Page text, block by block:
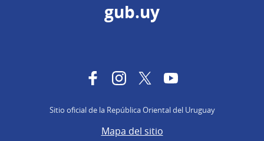
gub.uy
FacebookInstagram
TwitterYouTube
Sitio oficial de la República Oriental del Uruguay
Mapa del sitio